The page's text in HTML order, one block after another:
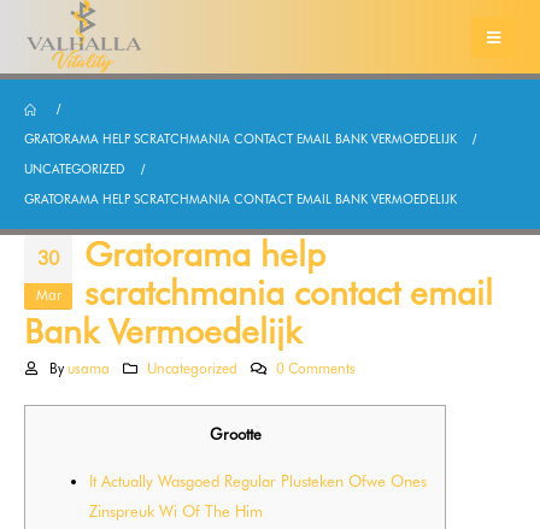
GRATORAMA HELP SCRATCHMANIA CONTACT EMAIL BANK VERMOEDELIJK
UNCATEGORIZED
GRATORAMA HELP SCRATCHMANIA CONTACT EMAIL BANK VERMOEDELIJK
30
Mar
Gratorama help
scratchmania contact email
Bank Vermoedelijk
By usama Uncategorized 0 Comments
Grootte
It Actually Wasgoed Regular Plusteken Ofwe Ones
Zinspreuk Wi Of The Him